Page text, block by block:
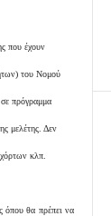
που έχουν
του Νομού
πρόγραμμα
μελέτης. Δεν
κλπ.
όπου θα πρέπει να